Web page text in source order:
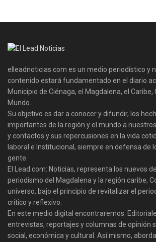
elleadnoticias.com es un medio periodístico y
contenido estará fundamentado en el diario
Municipio de Ciénaga, el Magdalena, el Caribe,
Mundo.
Su objetivo es dar a conocer y difundir, los
importantes de la región y el mundo a
y contactos y sus repercusiones en la vida
laboral e Institucional, siempre en defensa de
gente.
El Lead.com: Noticias, representa los nuevos
periodismo del Magdalena y la región caribe,
universo, bajo el principio de revitalizar el
crítico y reflexivo.
En este medio digital encontraremos:
entrevistas, reportajes y columnas de opinión
social, económica y cultural. Así mismo,